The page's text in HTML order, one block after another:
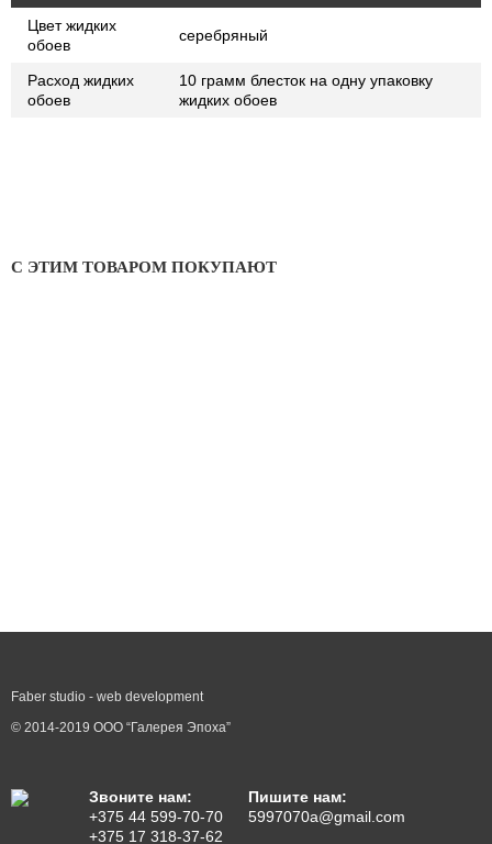
Цвет жидких
обоев
серебряный
Расход жидких
обоев
10 грамм блесток на одну упаковку
жидких обоев
С ЭТИМ ТОВАРОМ ПОКУПАЮТ
Faber studio - web development
© 2014-2019 ООО “Галерея Эпоха”
Звоните нам:
+375 44 599-70-70
+375 17 318-37-62
Пишите нам:
5997070a@gmail.com